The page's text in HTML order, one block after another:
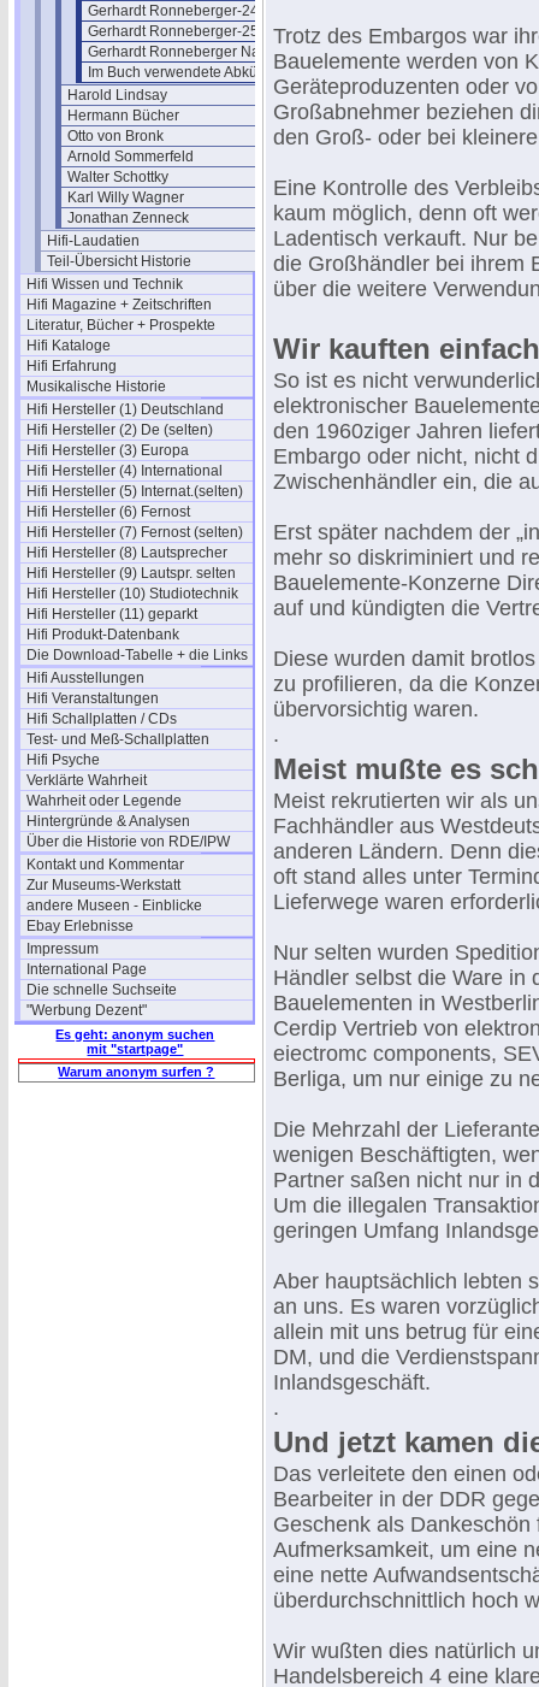
Gerhardt Ronneberger-24
Gerhardt Ronneberger-25
Gerhardt Ronneberger Nachsatz
Im Buch verwendete Abkürzungen
Harold Lindsay
Hermann Bücher
Otto von Bronk
Arnold Sommerfeld
Walter Schottky
Karl Willy Wagner
Jonathan Zenneck
Hifi-Laudatien
Teil-Übersicht Historie
Hifi Wissen und Technik
Hifi Magazine + Zeitschriften
Literatur, Bücher + Prospekte
Hifi Kataloge
Hifi Erfahrung
Musikalische Historie
Hifi Hersteller (1) Deutschland
Hifi Hersteller (2) De (selten)
Hifi Hersteller (3) Europa
Hifi Hersteller (4) International
Hifi Hersteller (5) Internat.(selten)
Hifi Hersteller (6) Fernost
Hifi Hersteller (7) Fernost (selten)
Hifi Hersteller (8) Lautsprecher
Hifi Hersteller (9) Lautspr. selten
Hifi Hersteller (10) Studiotechnik
Hifi Hersteller (11) geparkt
Hifi Produkt-Datenbank
Die Download-Tabelle + die Links
Hifi Ausstellungen
Hifi Veranstaltungen
Hifi Schallplatten / CDs
Test- und Meß-Schallplatten
Hifi Psyche
Verklärte Wahrheit
Wahrheit oder Legende
Hintergründe & Analysen
Über die Historie von RDE/IPW
Kontakt und Kommentar
Zur Museums-Werkstatt
andere Museen - Einblicke
Ebay Erlebnisse
Impressum
International Page
Die schnelle Suchseite
"Werbung Dezent"
Es geht: anonym suchen
mit "startpage"
Warum anonym surfen ?
Trotz des Embargos war
Bauelemente werden von
Geräteproduzenten oder
Großabnehmer beziehen
den Groß- oder bei
Eine Kontrolle des
kaum möglich, denn oft
Ladentisch verkauft. Nur
die Großhändler bei ihrem
über die weitere
Wir kauften
So ist es nicht
elektronischer
den 1960ziger Jahren
Embargo oder nicht, nicht
Zwischenhändler ein, die
Erst später nachdem der
mehr so diskriminiert und
Bauelemente-Konzerne
auf und kündigten die
Diese wurden damit
zu profilieren, da die
übervorsichtig waren.
.
Meist mußte es
Meist rekrutierten wir als
Fachhändler aus
anderen Ländern. Denn
oft stand alles unter
Lieferwege waren
Nur selten wurden
Händler selbst die Ware in
Bauelementen in
Cerdip Vertrieb von
eiectromc components,
Berliga, um nur einige zu
Die Mehrzahl der
wenigen Beschäftigten,
Partner saßen nicht nur in
Um die illegalen
geringen Umfang
Aber hauptsächlich lebten
an uns. Es waren
allein mit uns betrug für
DM, und die
Inlandsgeschäft.
.
Und jetzt kamen
Das verleitete den einen
Bearbeiter in der DDR
Geschenk als
Aufmerksamkeit, um eine
eine nette
überdurchschnittlich hoch
Wir wußten dies natürlich
Handelsbereich 4 eine